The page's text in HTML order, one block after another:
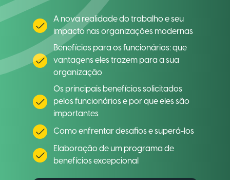
A nova realidade do trabalho e seu
impacto nas organizações modernas
Benefícios para os funcionários: que
vantagens eles trazem para a sua
organização
Os principais benefícios solicitados
pelos funcionários e por que eles são
importantes
Como enfrentar desafios e superá-los
Elaboração de um programa de
benefícios excepcional